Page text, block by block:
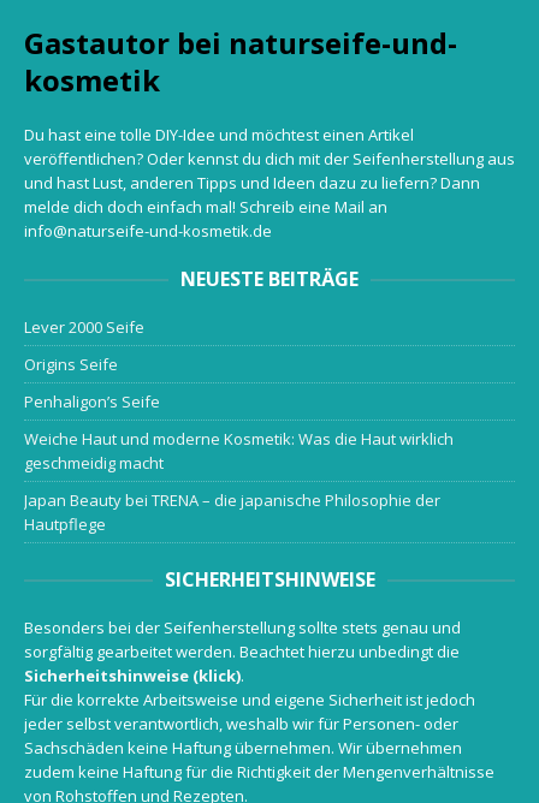
Gastautor bei naturseife-und-
kosmetik
Du hast eine tolle DIY-Idee und möchtest einen Artikel
veröffentlichen? Oder kennst du dich mit der Seifenherstellung aus
und hast Lust, anderen Tipps und Ideen dazu zu liefern? Dann
melde dich doch einfach mal! Schreib eine Mail an
info@naturseife-und-kosmetik.de
NEUESTE BEITRÄGE
Lever 2000 Seife
Origins Seife
Penhaligon’s Seife
Weiche Haut und moderne Kosmetik: Was die Haut wirklich
geschmeidig macht
Japan Beauty bei TRENA – die japanische Philosophie der
Hautpflege
SICHERHEITSHINWEISE
Besonders bei der Seifenherstellung sollte stets genau und
sorgfältig gearbeitet werden. Beachtet hierzu unbedingt die
Sicherheitshinweise (klick).
Für die korrekte Arbeitsweise und eigene Sicherheit ist jedoch
jeder selbst verantwortlich, weshalb wir für Personen- oder
Sachschäden keine Haftung übernehmen. Wir übernehmen
zudem keine Haftung für die Richtigkeit der Mengenverhältnisse
von Rohstoffen und Rezepten.